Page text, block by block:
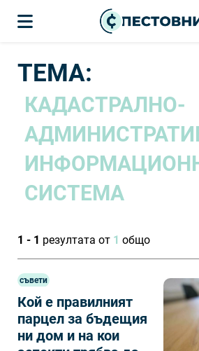
ТЕМА:
КАДАСТРАЛНО-
СИСТЕМА
1 - 1 резултата от 1 общо
съвети
Кой е правилният
парцел за бъдещия
ни дом и на кои